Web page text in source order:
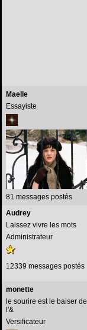
Maelle
Essayiste
81 messages postés
Audrey
Laissez vivre les mots
Administrateur
12339 messages postés
monette
le sourire est le baiser de
l'&
Versificateur